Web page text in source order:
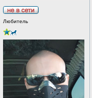
Любитель